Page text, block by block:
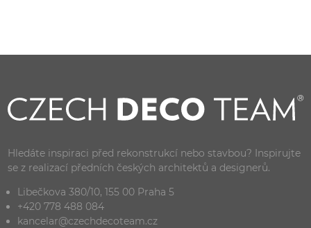
Hledáte inspiraci před rekonstrukcí nebo stavbou? Inspirujte
se z realizací předních českých architektů a designerů.
Libečkova 380/10, 155 00 Praha 5
+420 778 488 084
kancelar@czechdecoteam.cz